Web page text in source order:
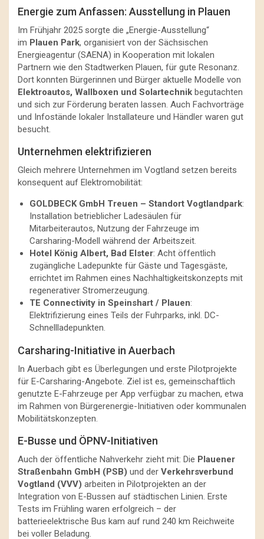
Energie zum Anfassen: Ausstellung in Plauen
Im Frühjahr 2025 sorgte die „Energie-Ausstellung“
im Plauen Park, organisiert von der Sächsischen
Energieagentur (SAENA) in Kooperation mit lokalen
Partnern wie den Stadtwerken Plauen, für gute Resonanz.
Dort konnten Bürgerinnen und Bürger aktuelle Modelle von
Elektroautos, Wallboxen und Solartechnik begutachten
und sich zur Förderung beraten lassen. Auch Fachvorträge
und Infostände lokaler Installateure und Händler waren gut
besucht.
Unternehmen elektrifizieren
Gleich mehrere Unternehmen im Vogtland setzen bereits
konsequent auf Elektromobilität:
GOLDBECK GmbH Treuen – Standort Vogtlandpark:
Installation betrieblicher Ladesäulen für
Mitarbeiterautos, Nutzung der Fahrzeuge im
Carsharing-Modell während der Arbeitszeit.
Hotel König Albert, Bad Elster: Acht öffentlich
zugängliche Ladepunkte für Gäste und Tagesgäste,
errichtet im Rahmen eines Nachhaltigkeitskonzepts mit
regenerativer Stromerzeugung.
TE Connectivity in Speinshart / Plauen:
Elektrifizierung eines Teils der Fuhrparks, inkl. DC-
Schnellladepunkten.
Carsharing-Initiative in Auerbach
In Auerbach gibt es Überlegungen und erste Pilotprojekte
für E-Carsharing-Angebote. Ziel ist es, gemeinschaftlich
genutzte E-Fahrzeuge per App verfügbar zu machen, etwa
im Rahmen von Bürgerenergie-Initiativen oder kommunalen
Mobilitätskonzepten.
E-Busse und ÖPNV-Initiativen
Auch der öffentliche Nahverkehr zieht mit: Die Plauener
Straßenbahn GmbH (PSB) und der Verkehrsverbund
Vogtland (VVV) arbeiten in Pilotprojekten an der
Integration von E-Bussen auf städtischen Linien. Erste
Tests im Frühling waren erfolgreich – der
batterieelektrische Bus kam auf rund 240 km Reichweite
bei voller Beladung.